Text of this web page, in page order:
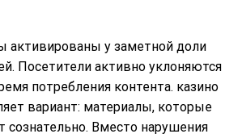
активированы у заметной доли
Посетители активно уклоняются
потребления контента. казино
вариант: материалы, которые
Вместо нарушения